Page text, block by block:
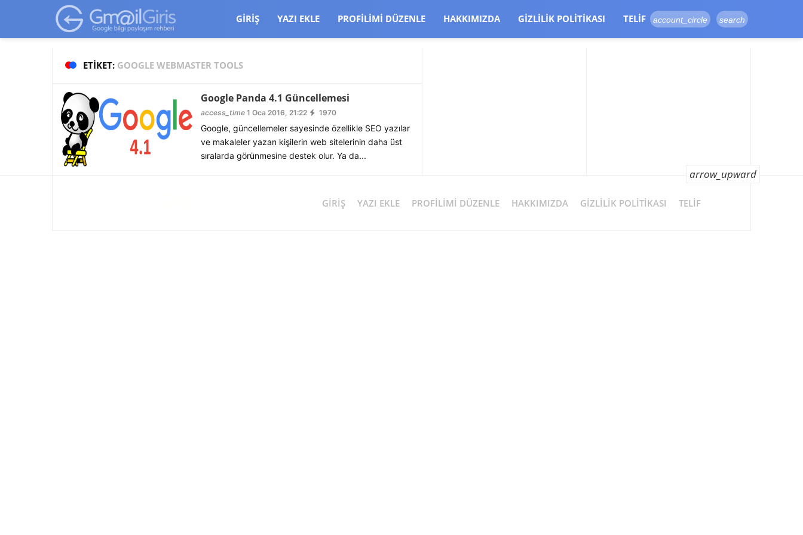
google-site-verification=vqSI0upH550kabR5X8xpjMYieaXmuBueYgCJBW3uetM
GIRIŞ YAZI EKLE PROFILIMI DÜZENLE HAKKIMIZDA GIZLILIK POLITIKASI TELIF account_circle search
ETIKET: GOOGLE WEBMASTER TOOLS
Google Panda 4.1 Güncellemesi
access_time 1 Oca 2016, 21:22 1970
Google, güncellemeler sayesinde özellikle SEO yazılar
ve makaleler yazan kişilerin web sitelerinin daha üst
sıralarda görünmesine destek olur. Ya da...
GIRIŞ YAZI EKLE PROFILIMI DÜZENLE HAKKIMIZDA GIZLILIK POLITIKASI TELIF
arrow_upward